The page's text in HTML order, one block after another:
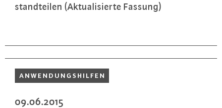
stand­tei­len (Ak­tua­li­sier­te Fassung)
AN­WEN­DUNGS­HIL­FEN
09.06.2015